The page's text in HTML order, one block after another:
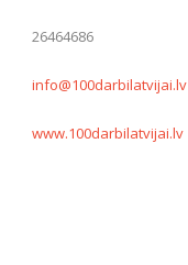
26464686
info@100darbilatvijai.lv
www.100darbilatvijai.lv